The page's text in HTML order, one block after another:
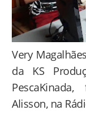
Very
da KS
Alisson, na